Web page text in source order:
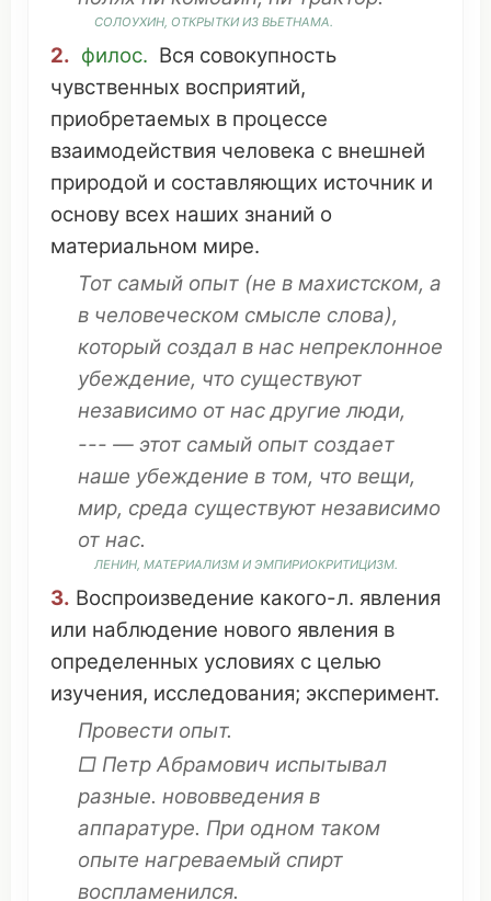
СОЛОУХИН, ОТКРЫТКИ ИЗ ВЬЕТНАМА.
2. филос. Вся совокупность
чувственных восприятий,
приобретаемых в процессе
взаимодействия человека с внешней
природой и составляющих источник и
основу всех наших знаний о
материальном мире.
Тот самый опыт (не в махистском, а
в человеческом смысле слова),
который создал в нас непреклонное
убеждение, что существуют
независимо от нас другиелюди,
--- — этот самый опыт создает
наше убеждение в том, что вещи,
мир, среда существуют независимо
от нас.
ЛЕНИН, МАТЕРИАЛИЗМ И ЭМПИРИОКРИТИЦИЗМ.
3. Воспроизведение какого-л. явления
или наблюдение нового явления в
определенных условиях с целью
изучения, исследования; эксперимент.
Провести опыт.
□ Петр Абрамович испытывал
разные. нововведения в
аппаратуре. При одном таком
опыте нагреваемый спирт
воспламенился.